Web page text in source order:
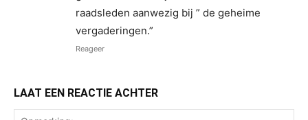
raadsleden aanwezig bij ” de geheime
vergaderingen.”
Reageer
LAAT EEN REACTIE ACHTER